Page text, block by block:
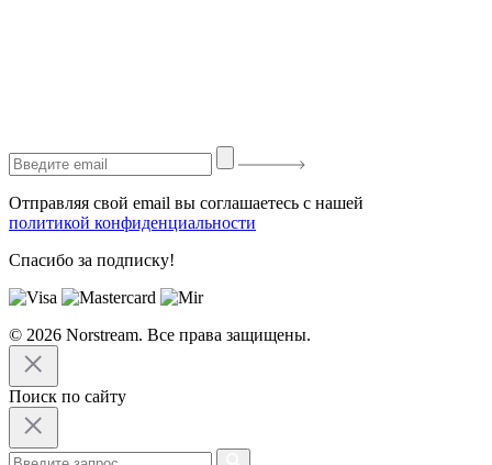
Отправляя свой email вы соглашаетесь с нашей
политикой конфиденциальности
Спасибо за подписку!
© 2026 Norstream. Все права защищены.
Поиск по сайту